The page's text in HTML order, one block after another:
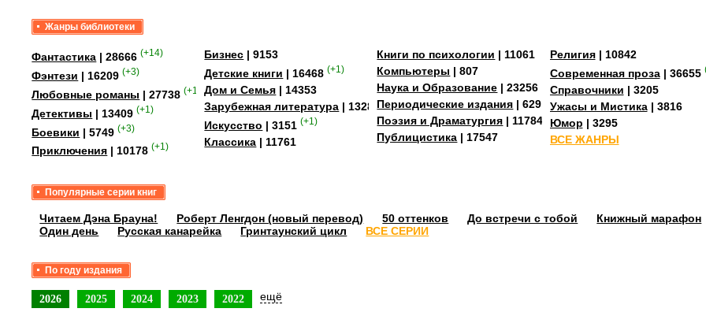
Жанры библиотеки
Фантастика | 28666 (+14)
Фэнтези | 16209 (+3)
Любовные романы | 27738 (+15)
Детективы | 13409 (+1)
Боевики | 5749 (+3)
Приключения | 10178 (+1)
Бизнес | 9153
Детские книги | 16468 (+1)
Дом и Семья | 14353
Зарубежная литература | 13287
Искусство | 3151 (+1)
Классика | 11761
Книги по психологии | 11061
Компьютеры | 807
Наука и Образование | 23256
Периодические издания | 629
Поэзия и Драматургия | 11784
Публицистика | 17547
Религия| 10842
Современная проза| 36655
Справочники | 3205
Ужасы и Мистика| 3816
Юмор | 3295
ВСЕ ЖАНРЫ
Популярные серии книг
Читаем Дэна Брауна! Роберт Ленгдон (новый перевод) 50 оттенков До встречи с тобой
Книжный марафон
Один день
Русская канарейка Гринтаунский цикл ВСЕ СЕРИИ
По году издания
2026 2025 2024 2023 2022 ещё